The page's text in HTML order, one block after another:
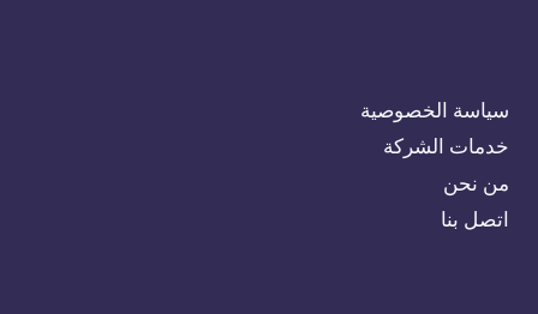
سياسة الخصوصية
خدمات الشركة
من نحن
اتصل بنا